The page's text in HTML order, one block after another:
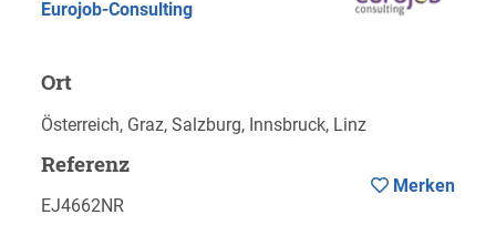
Eurojob-Consulting
Ort
Österreich, Graz, Salzburg, Innsbruck, Linz
Referenz
EJ4662NR
Merken